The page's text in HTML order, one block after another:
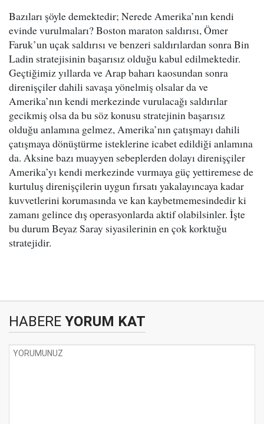
Bazıları şöyle demektedir; Nerede Amerika’nın kendi
evinde vurulmaları? Boston maraton saldırısı, Ömer
Faruk’un uçak saldırısı ve benzeri saldırılardan sonra Bin
Ladin stratejisinin başarısız olduğu kabul edilmektedir.
Geçtiğimiz yıllarda ve Arap baharı kaosundan sonra
direnişçiler dahili savaşa yönelmiş olsalar da ve
Amerika’nın kendi merkezinde vurulacağı saldırılar
gecikmiş olsa da bu söz konusu stratejinin başarısız
olduğu anlamına gelmez, Amerika’nın çatışmayı dahili
çatışmaya dönüştürme isteklerine icabet edildiği anlamına
da. Aksine bazı muayyen sebeplerden dolayı direnişçiler
Amerika’yı kendi merkezinde vurmaya güç yettiremese de
kurtuluş direnişçilerin uygun fırsatı yakalayıncaya kadar
kuvvetlerini korumasında ve kan kaybetmemesindedir ki
zamanı gelince dış operasyonlarda aktif olabilsinler. İşte
bu durum Beyaz Saray siyasilerinin en çok korktuğu
stratejidir.
HABERE YORUM KAT